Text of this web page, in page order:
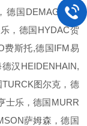
德国DEMAG德马
，德国HYDAC贺
费斯托,德国IFM易
汉HEIDENHAIN,
图尔克，德
士乐，德国MURR
萨姆森，德国